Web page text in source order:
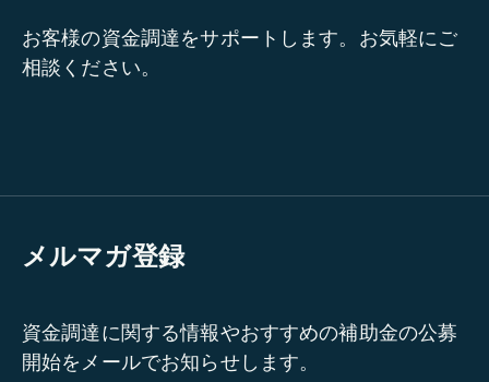
お客様の資金調達をサポートします。お気軽にご
相談ください。
メルマガ登録
資金調達に関する情報やおすすめの補助金の公募
開始をメールでお知らせします。